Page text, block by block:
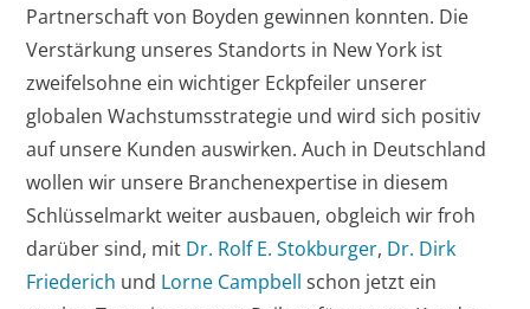
Partnerschaft von Boyden gewinnen konnten. Die
Verstärkung unseres Standorts in New York ist
zweifelsohne ein wichtiger Eckpfeiler unserer
globalen Wachstumsstrategie und wird sich positiv
auf unsere Kunden auswirken. Auch in Deutschland
wollen wir unsere Branchenexpertise in diesem
Schlüsselmarkt weiter ausbauen, obgleich wir froh
darüber sind, mit Dr. Rolf E. Stokburger, Dr. Dirk
Friederich und Lorne Campbell schon jetzt ein